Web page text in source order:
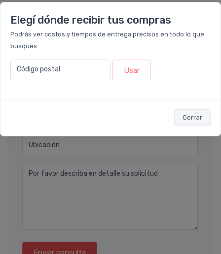
Elegí dónde recibir tus compras
Podrás ver costos y tiempos de entrega precisos en todo lo que
busques.
Código postal Usar
Cerrar
Déjanos tu consulta
Nombre completo* (ej. Diego Lopez)
Ubicación
Por favor describa en detalle su solicitud